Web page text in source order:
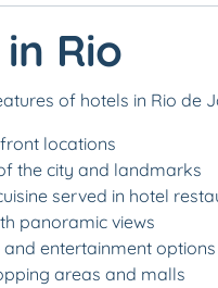
Rio
of hotels in Rio de
locations
the city and landmarks
served in hotel
panoramic views
and entertainment options
areas and malls